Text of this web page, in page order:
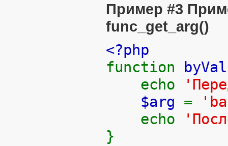
Пример #3
func_get_arg()
<?php
function
byVal
echo
$arg =
echo
}